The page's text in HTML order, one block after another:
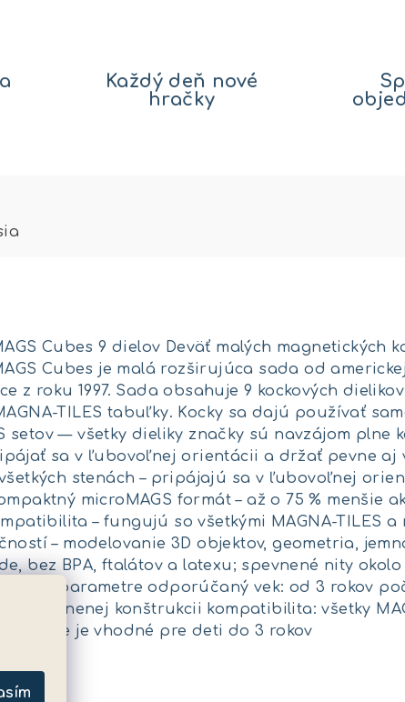
Každý deň nové
hračky
Cubes 9 dielov Deväť malých
Cubes je malá rozširujúca sada od
z roku 1997. Sada obsahuje 9 kockových
TILES tabuľky. Kocky sa dajú používať
setov — všetky dieliky značky sú navzájom
sa v ľubovoľnej orientácii a držať pevne aj
stenách – pripájajú sa v ľubovoľnej
microMAGS formát – až o 75 % menšie
– fungujú so všetkými MAGNA-TILES
– modelovanie 3D objektov, geometria,
bez BPA, ftalátov a latexu; spevnené nity
parametre odporúčaný vek: od 3 rokov
v spevnenej konštrukcii kompatibilita: všetky
— nie je vhodné pre deti do 3 rokov